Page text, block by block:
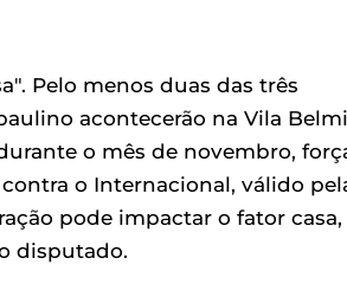
Pelo menos duas das três
acontecerão na Vila
o mês de novembro,
o Internacional, válido
pode impactar o fator casa,
disputado.